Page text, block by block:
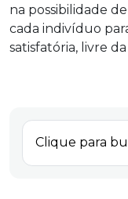
na possibilidade
cada indivíduo
satisfatória, livre
Clique para